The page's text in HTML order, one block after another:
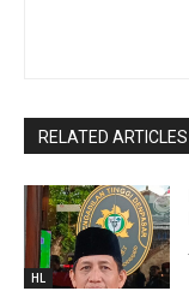
RELATED ARTICLES
HL